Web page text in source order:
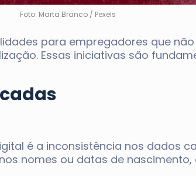
Foto: Marta Branco / Pexels
para empregadores que
Essas iniciativas são
é a inconsistência nos dados
nomes ou datas de